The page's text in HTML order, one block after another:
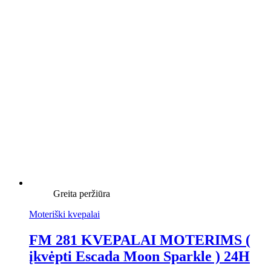
Greita peržiūra
Moteriški kvepalai
FM 281 KVEPALAI MOTERIMS (
įkvėpti Escada Moon Sparkle ) 24H